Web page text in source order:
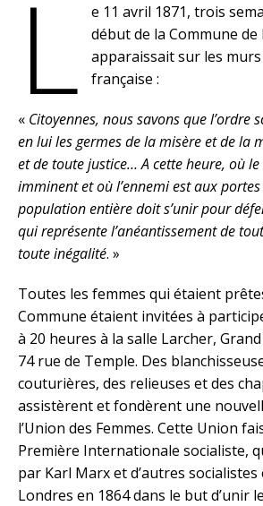
L
e 11 avril 1871, trois
début de la Commune
apparaissait sur les
française :
« Citoyennes, nous savons que l’ordre
en lui les germes de la misère et de la
et de toute justice… A cette heure, où
imminent et où l’ennemi est aux
population entière doit s’unir pour
qui représente l’anéantissement de
toute inégalité. »
Toutes les femmes qui étaient
Commune étaient invitées à
à 20 heures à la salle Larcher,
74 rue de Temple. Des
couturières, des relieuses et des
assistèrent et fondèrent une
l’Union des Femmes. Cette Union
Première Internationale socialiste,
par Karl Marx et d’autres socialistes
Londres en 1864 dans le but d’unir